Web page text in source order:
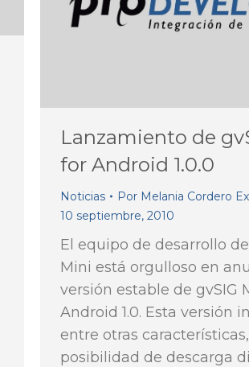
Lanzamiento de
for Android 1.0.0
Noticias Por Melania Cordero
10 septiembre, 2010
El equipo de desarrollo de
Mini está orgulloso en
versión estable de gvSIG
Android 1.0. Esta versión
entre otras
posibilidad de descarga